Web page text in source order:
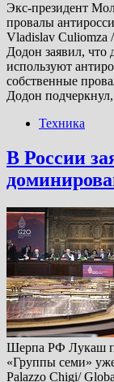
Экс-президент
провалы
Vladislav Culiomza
Додон заявил, что
используют
собственные
Додон
Техника
В России
Шерпа РФ Лукаш
«Группы семи»
Palazzo Chigi/